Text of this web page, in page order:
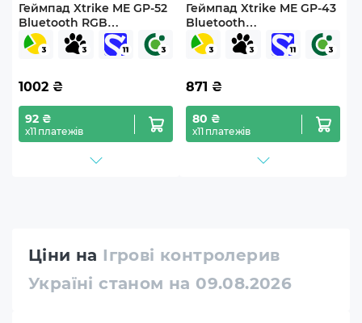
Геймпад Xtrike ME GP-52
Bluetooth RGB
PS4/IOS/Android/PC/Nintendo
(GP-52)
1002 ₴
92 ₴
х11 платежів
Геймпад Xtrike ME GP-43
Bluetooth
PS4/IOS/Android/Nintendo/
(GP-43)
871 ₴
80 ₴
х11 платежів
Ціни на Ігрові контролерив
Україні станом на 09.08.2026